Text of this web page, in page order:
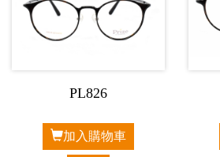
PL826
加入購物車